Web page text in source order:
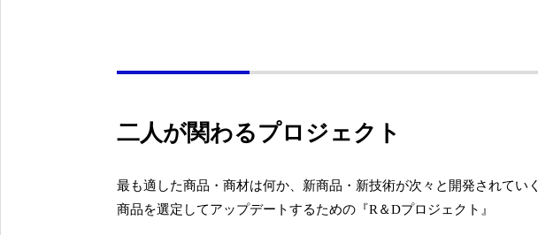
二人が関わるプロジェクト
最も適した商品・商材は何か、新商品・新技術が次々と開発されてい
商品を選定してアップデートするための『R＆Dプロジェクト』